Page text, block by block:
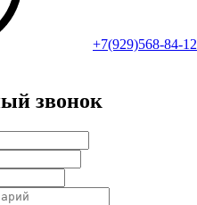
+7(929)568-84-12
звонок